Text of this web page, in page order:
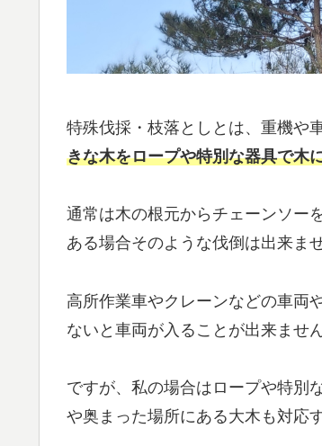
特殊伐採・枝落としとは、重機や
きな木をロープや特別な器具で木
通常は木の根元からチェーンソー
ある場合そのような伐倒は出来ませ
高所作業車やクレーンなどの車両
ないと車両が入ることが出来ませ
ですが、私の場合はロープや特別
や奥まった場所にある大木も対応